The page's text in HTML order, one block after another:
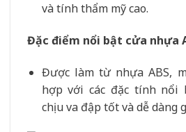
và tính thẩm mỹ cao.
Đặc điểm nổi bật cửa nhựa
Được làm từ nhựa ABS,
hợp với các đặc tính nổi
chịu va đập tốt và dễ dàng